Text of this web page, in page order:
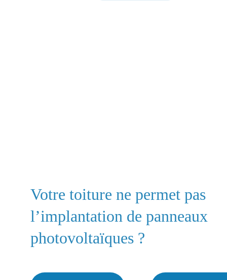
Votre toiture ne permet pas
l’implantation de panneaux
photovoltaïques ?